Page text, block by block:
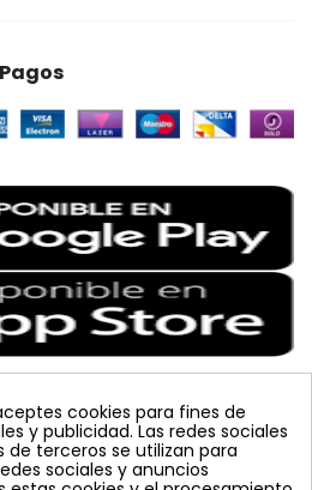
Pagos
cookies para fines de
y publicidad. Las redes sociales
de terceros se utilizan para
sociales y anuncios